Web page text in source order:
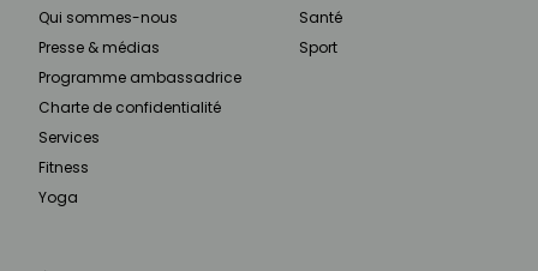
Qui sommes-nous
Presse & médias
Programme ambassadrice
Charte de confidentialité
Services
Fitness
Yoga
Santé
Sport